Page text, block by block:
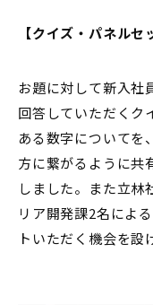
【クイズ・パネルセ
お題に対して新入社
回答していただくク
ある数字についてを
方に繋がるように共
しました。また立林
リア開発課2名によ
トいただく機会を設